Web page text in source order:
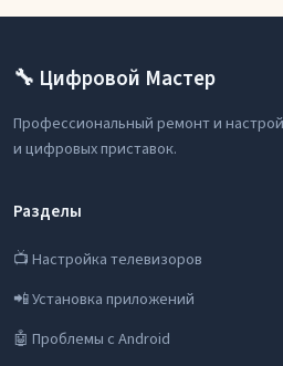
🔧 Цифровой Мастер
Профессиональный ремонт и
и цифровых приставок.
Разделы
📺 Настройка телевизоров
📲 Установка приложений
🤖 Проблемы с Android